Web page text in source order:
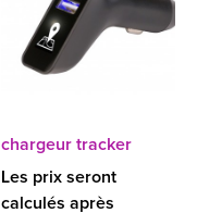
chargeur tracker
Les prix seront
calculés après